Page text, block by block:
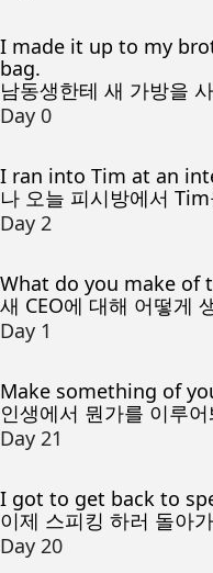
I made it up to my
bag.
남동생한테 새 가방을
Day 0
I ran into Tim at an
나 오늘 피시방에서
Day 2
What do you make of
새 CEO에 대해 어떻게
Day 1
Make something of
인생에서 뭔가를 이루어
Day 21
I got to get back to
이제 스피킹 하러 돌아
Day 20